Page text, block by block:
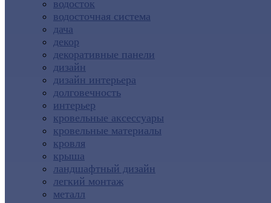
водосток
водосточная система
дача
декор
декоративные панели
дизайн
дизайн интерьера
долговечность
интерьер
кровельные аксессуары
кровельные материалы
кровля
крыша
ландшафтный дизайн
легкий монтаж
металл